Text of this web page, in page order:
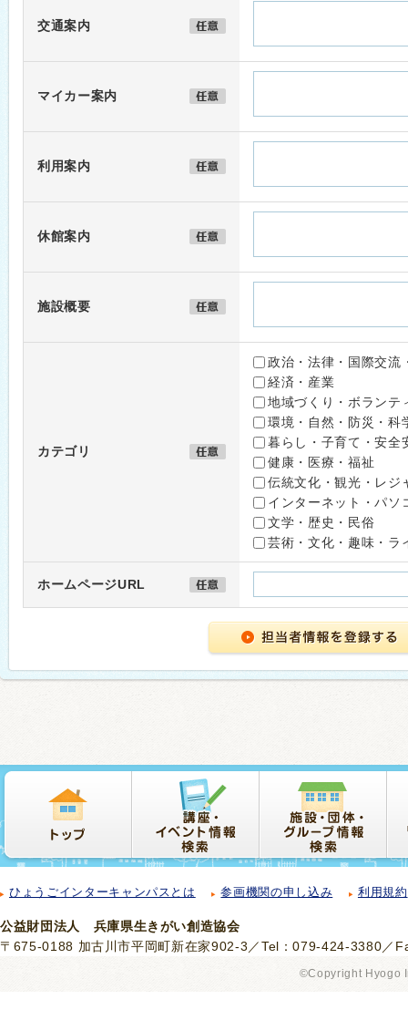
交通案内
マイカー案内
利用案内
休館案内
施設概要
カテゴリ
政治・法律・国際交流
経済・産業
地域づくり・ボランテ
環境・自然・防災・科
暮らし・子育て・安全
健康・医療・福祉
伝統文化・観光・レジ
インターネット・パソ
文学・歴史・民俗
芸術・文化・趣味・ラ
ホームページURL
ひょうごインターキャンパスとは 参画機関の申し込み 利用規約
公益財団法人 兵庫県生きがい創造協会
〒675-0188 加古川市平岡町新在家902-3／Tel：079-424-3380／
©Copyright Hyogo